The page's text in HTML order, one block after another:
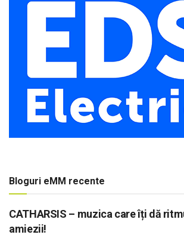
Bloguri eMM recente
CATHARSIS – muzica care îți dă
amiezii!